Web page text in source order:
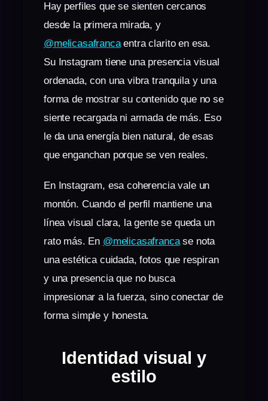
Hay perfiles que se sienten cercanos
desde la primera mirada, y
@melicasafrancaentra clarito en esa.
Su Instagram tiene una presencia visual
ordenada, con una vibra tranquila y una
forma de mostrar su contenido que no se
siente recargada ni armada de más. Eso
le da una energía bien natural, de esas
que enganchan porque se ven reales.
En Instagram, esa coherencia vale un
montón. Cuando el perfil mantiene una
línea visual clara, la gente se queda un
rato más. En @melicasafrancase nota
una estética cuidada, fotos que respiran
y una presencia que no busca
impresionar a la fuerza, sino conectar de
forma simple y honesta.
Identidad visual y
estilo